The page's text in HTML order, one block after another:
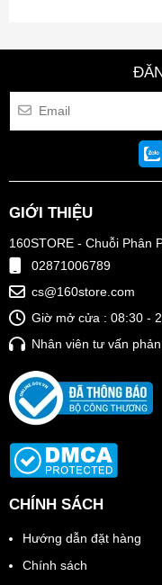
GIỚI THIỆU
160STORE - Chuỗi Phân
02871006789
cs@160store.com
Giờ mở cửa : 08:30 -
Nhân viên tư vấn
CHÍNH SÁCH
Hướng dẫn đặt hàng
Chính sách